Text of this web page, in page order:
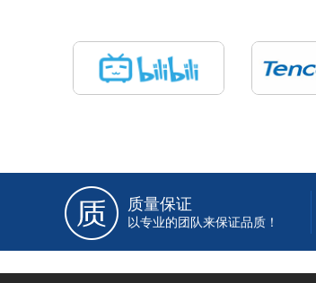
质量保证
以专业的团队来保证品质！